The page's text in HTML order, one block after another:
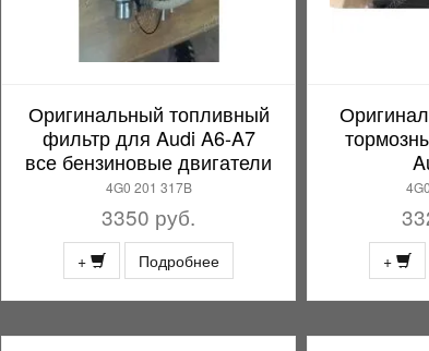
Оригинальный топливный
фильтр для Audi A6-A7
все бензиновые двигатели
4G0 201 317B
3350 руб.
+ Подробнее +